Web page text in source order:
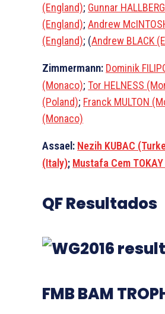
(England); Gunnar
(England);Andrew
(England); (Andrew BLACK
Zimmermann: Dominik
(Monaco);Tor HELNESS
(Poland); Franck MULTON
(Monaco)
Assael: Nezih KUBAC
(Italy); Mustafa Cem
QF Resultados
FMB BAM